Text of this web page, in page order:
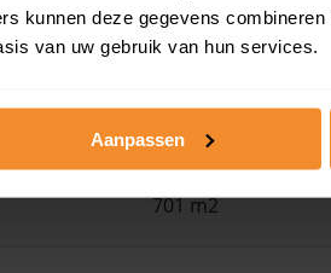
kunnen deze gegevens
van uw gebruik van hun services.
Aanpassen
168 m2
701 m2